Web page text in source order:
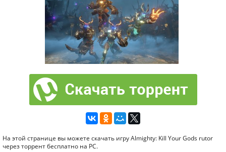
На этой странице вы можете скачать игру Almighty: Kill Your Gods rutor
через торрент бесплатно на PC.